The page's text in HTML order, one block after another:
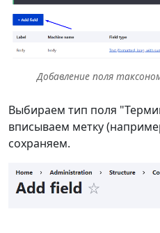
Добавление поля
Выбираем тип поля
вписываем метку
сохраняем.